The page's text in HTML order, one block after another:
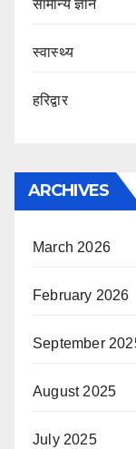
सामान्य ज्ञान
स्वास्थ्य
हरिद्वार
ARCHIVES
March 2026
February 2026
September
August 2025
July 2025